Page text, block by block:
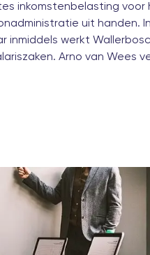
inkomstenbelasting voor
uit handen.
werkt
Arno van Wees